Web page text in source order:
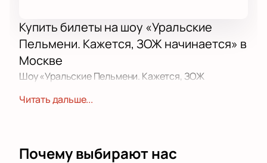
Купить билеты на шоу «Уральские
Пельмени. Кажется, ЗОЖ начинается» в
Москве
Шоу «Уральские Пельмени. Кажется, ЗОЖ
юмора и стендапа. Программа посвящена теме
Читать дальше...
Почему выбирают нас